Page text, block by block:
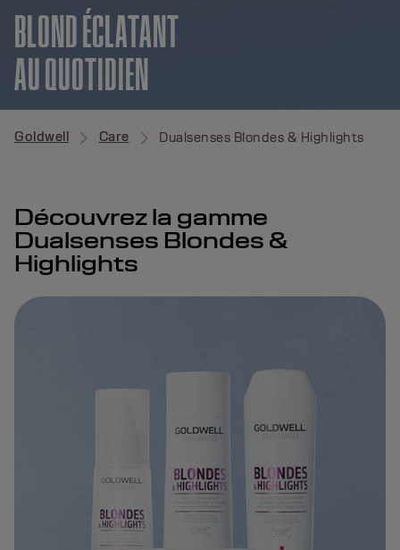
BLOND ÉCLATANT
AU QUOTIDIEN
Goldwell Care Dualsenses Blondes & Highlights
Découvrez la gamme
Dualsenses Blondes &
Highlights